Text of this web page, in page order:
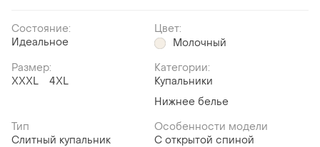
Состояние:
Идеальное
Цвет:
Молочный
Размер:
XXXL
4XL
Категории:
Купальники
Нижнее белье
Тип
Слитный купальник
Особенности модели
С открытой спиной